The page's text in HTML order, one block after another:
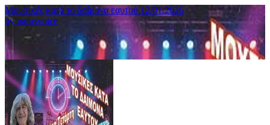
Μουσικές κατά το δαίμονα εαυτού 12/01/2026
by parosvoice